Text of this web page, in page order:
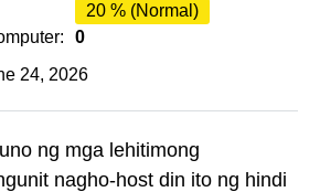
20 % (Normal)
0
24, 2026
ng mga lehitimong
nagho-host din ito ng hindi